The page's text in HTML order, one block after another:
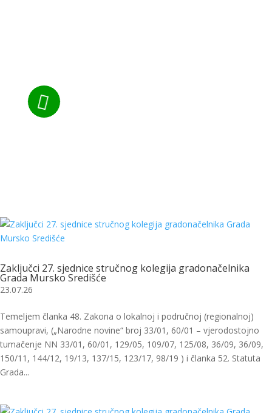

Zaključci 27. sjednice stručnog kolegija gradonačelnika
Grada Mursko Središće
23.07.26
Temeljem članka 48. Zakona o lokalnoj i područnoj (regionalnoj)
samoupravi, („Narodne novine“ broj 33/01, 60/01 – vjerodostojno
tumačenje NN 33/01, 60/01, 129/05, 109/07, 125/08, 36/09, 36/09,
150/11, 144/12, 19/13, 137/15, 123/17, 98/19 ) i članka 52. Statuta
Grada...